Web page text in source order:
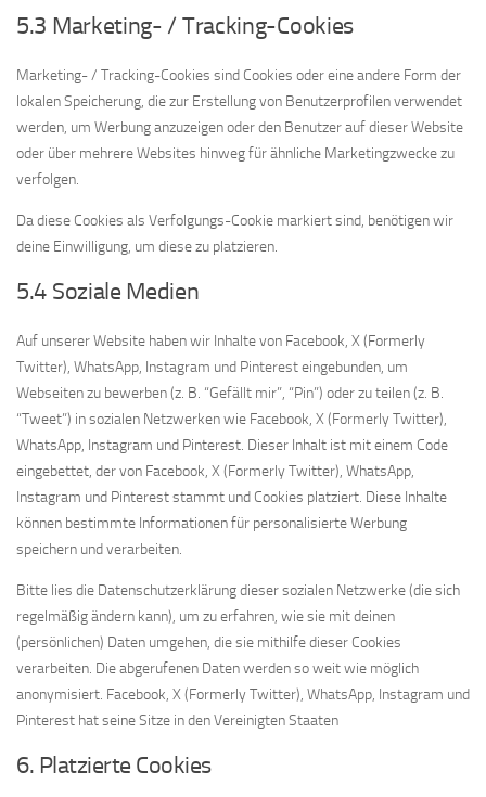
5.3 Marketing- / Tracking-Cookies
Marketing- / Tracking-Cookies sind Cookies oder eine andere Form der
lokalen Speicherung, die zur Erstellung von Benutzerprofilen verwendet
werden, um Werbung anzuzeigen oder den Benutzer auf dieser Website
oder über mehrere Websites hinweg für ähnliche Marketingzwecke zu
verfolgen.
Da diese Cookies als Verfolgungs-Cookie markiert sind, benötigen wir
deine Einwilligung, um diese zu platzieren.
5.4 Soziale Medien
Auf unserer Website haben wir Inhalte von Facebook, X (Formerly
Twitter), WhatsApp, Instagram und Pinterest eingebunden, um
Webseiten zu bewerben (z. B. “Gefällt mir”, “Pin”) oder zu teilen (z. B.
“Tweet”) in sozialen Netzwerken wie Facebook, X (Formerly Twitter),
WhatsApp, Instagram und Pinterest. Dieser Inhalt ist mit einem Code
eingebettet, der von Facebook, X (Formerly Twitter), WhatsApp,
Instagram und Pinterest stammt und Cookies platziert. Diese Inhalte
können bestimmte Informationen für personalisierte Werbung
speichern und verarbeiten.
Bitte lies die Datenschutzerklärung dieser sozialen Netzwerke (die sich
regelmäßig ändern kann), um zu erfahren, wie sie mit deinen
(persönlichen) Daten umgehen, die sie mithilfe dieser Cookies
verarbeiten. Die abgerufenen Daten werden so weit wie möglich
anonymisiert. Facebook, X (Formerly Twitter), WhatsApp, Instagram und
Pinterest hat seine Sitze in den Vereinigten Staaten
6. Platzierte Cookies